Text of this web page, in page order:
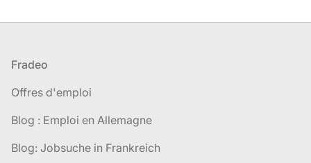
Pied de page
Fradeo
Offres d'emploi
Blog : Emploi en Allemagne
Blog: Jobsuche in Frankreich